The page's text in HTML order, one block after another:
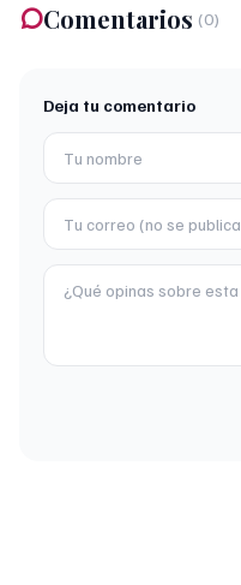
Comentarios (0)
Deja tu comentario